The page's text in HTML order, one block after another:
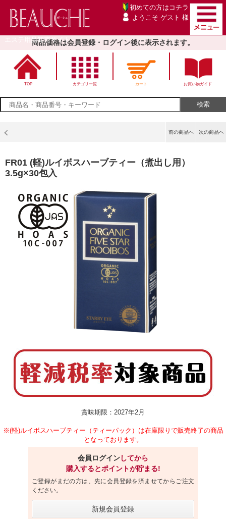
エステ用品卸売サイト
初めての方は コチラ
ようこそ ゲスト 様
商品価格は会員登録・ログイン後に表示されます。
TOP カテゴリ一覧 カート お買い物ガイド
次の商品へ
前の商品へ
FR01 (軽)ルイボスハーブティー（煮出し用）
3.5g×30包入
賞味期限：2027年2月
※(軽)ルイボスハーブティー（ティーパック）は在庫限りで販売終了の商品
となっております。
会員ログインしてから
購入するとポイントが貯まる!
ご登録がまだの方は、先に会員登録を済ませてからご注文
ください。
新規会員登録